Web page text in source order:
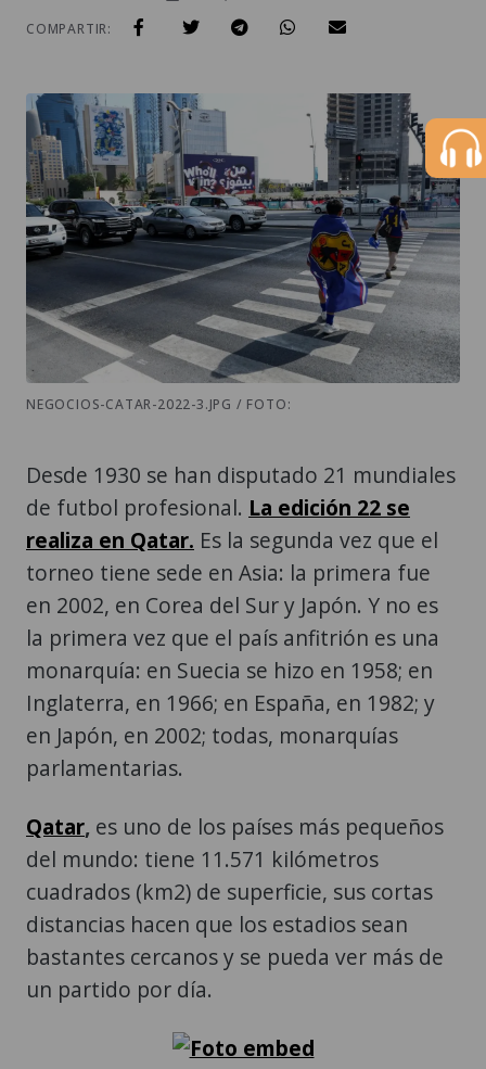
COMPARTIR:
NEGOCIOS-CATAR-2022-3.JPG / FOTO:
Desde 1930 se han disputado 21 mundiales
de futbol profesional. La edición 22 se
realiza en Qatar. Es la segunda vez que el
torneo tiene sede en Asia: la primera fue
en 2002, en Corea del Sur y Japón. Y no es
la primera vez que el país anfitrión es una
monarquía: en Suecia se hizo en 1958; en
Inglaterra, en 1966; en España, en 1982; y
en Japón, en 2002; todas, monarquías
parlamentarias.
Qatar, es uno de los países más pequeños
del mundo: tiene 11.571 kilómetros
cuadrados (km2) de superficie, sus cortas
distancias hacen que los estadios sean
bastantes cercanos y se pueda ver más de
un partido por día.